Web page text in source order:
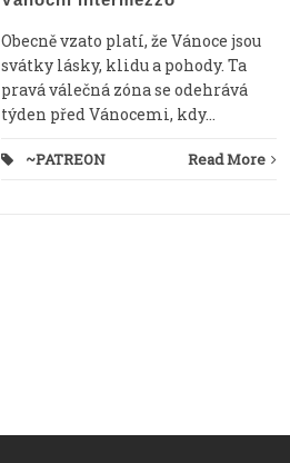
Obecně vzato platí, že Vánoce jsou
svátky lásky, klidu a pohody. Ta
pravá válečná zóna se odehrává
týden před Vánocemi, kdy...
~PATREON Read More